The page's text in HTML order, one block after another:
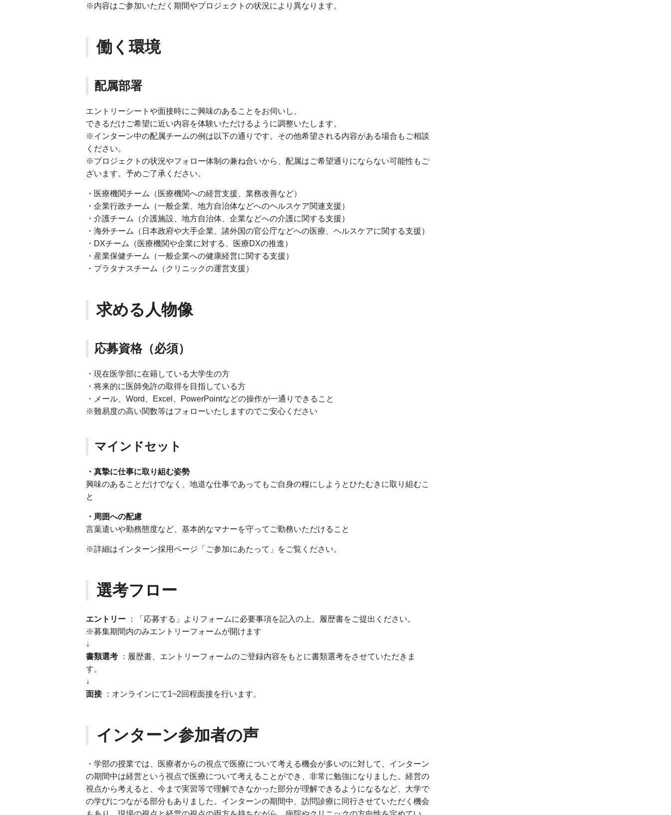
※内容はご参加いただく期間やプロジェクトの状況により異なります。
働く環境
配属部署
エントリーシートや面接時にご興味のあることをお伺いし、
できるだけご希望に近い内容を体験いただけるように調整いたします。
※インターン中の配属チームの例は以下の通りです。その他希望される内容がある場合もご相談
ください。
※プロジェクトの状況やフォロー体制の兼ね合いから、配属はご希望通りにならない可能性もご
ざいます。予めご了承ください。
・医療機関チーム（医療機関への経営支援、業務改善など）
・企業行政チーム（一般企業、地方自治体などへのヘルスケア関連支援）
・介護チーム（介護施設、地方自治体、企業などへの介護に関する支援）
・海外チーム（日本政府や大手企業、諸外国の官公庁などへの医療、ヘルスケアに関する支援）
・DXチーム（医療機関や企業に対する、医療DXの推進）
・産業保健チーム（一般企業への健康経営に関する支援）
・プラタナスチーム（クリニックの運営支援）
求める人物像
応募資格（必須）
・現在医学部に在籍している大学生の方
・将来的に医師免許の取得を目指している方
・メール、Word、Excel、PowerPointなどの操作が一通りできること
※難易度の高い関数等はフォローいたしますのでご安心ください
マインドセット
・真摯に仕事に取り組む姿勢
興味のあることだけでなく、地道な仕事であってもご自身の糧にしようとひたむきに取り組むこ
と
・周囲への配慮
言葉遣いや勤務態度など、基本的なマナーを守ってご勤務いただけること
※詳細はインターン採用ページ「ご参加にあたって」をご覧ください。
選考フロー
エントリー ：「応募する」よりフォームに必要事項を記入の上、履歴書をご提出ください。
※募集期間内のみエントリーフォームが開けます
↓
書類選考 ：履歴書、エントリーフォームのご登録内容をもとに書類選考をさせていただきま
す。
↓
面接：オンラインにて1~2回程面接を行います。
インターン参加者の声
・学部の授業では、医療者からの視点で医療について考える機会が多いのに対して、インターン
の期間中は経営という視点で医療について考えることができ、非常に勉強になりました。経営の
視点から考えると、今まで実習等で理解できなかった部分が理解できるようになるなど、大学で
の学びにつながる部分もありました。インターンの期間中、訪問診療に同行させていただく機会